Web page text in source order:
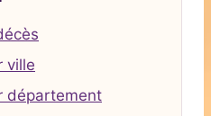
ville
département